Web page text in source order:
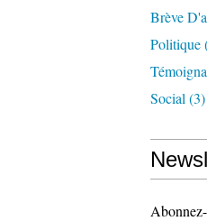
Brève
Politique
Social (3)